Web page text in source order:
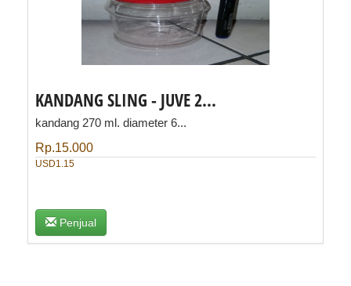
KANDANG SLING - JUVE 2...
kandang 270 ml. diameter 6...
Rp.15.000
USD1.15
Penjual